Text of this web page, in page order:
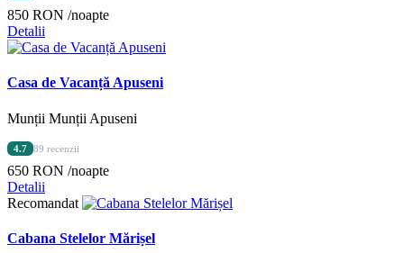
850 RON /noapte
Detalii
Casa de Vacanță Apuseni
Munții Munții Apuseni
4.7 89 recenzii
650 RON /noapte
Detalii
Recomandat
Cabana Stelelor Mărișel